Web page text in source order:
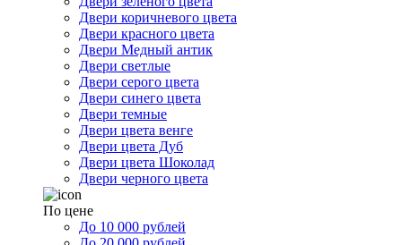
Двери коричневого цвета
Двери красного цвета
Двери Медный антик
Двери светлые
Двери серого цвета
Двери синего цвета
Двери темные
Двери цвета венге
Двери цвета Дуб
Двери цвета Шоколад
Двери черного цвета
По цене
До 10 000 рублей